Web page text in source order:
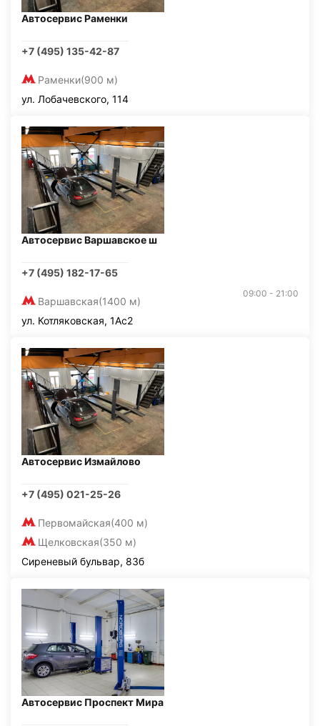
Автосервис Раменки
+7 (495) 135-42-87
Раменки(900 м)
ул. Лобачевского, 114
Автосервис Варшавское ш
+7 (495) 182-17-65
Варшавская(1400 м)
09:00 - 21:00
ул. Котляковская, 1Ас2
Автосервис Измайлово
+7 (495) 021-25-26
Первомайская(400 м)
Щелковская(350 м)
Сиреневый бульвар, 83б
Автосервис Проспект Мира